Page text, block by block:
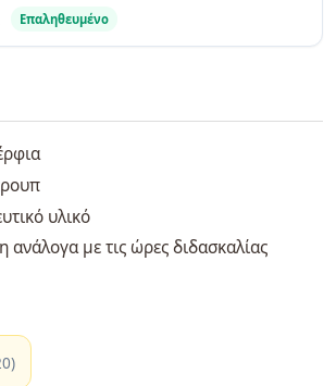
Επαληθευμένο
υλικό
ανάλογα με τις ώρες διδασκαλίας